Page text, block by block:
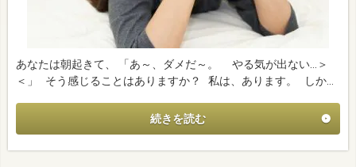
あなたは朝起きて、 「あ～、ダメだ～。 やる気が出ない…＞
＜」 そう感じることはありますか？ 私は、あります。 しか…
続きを読む